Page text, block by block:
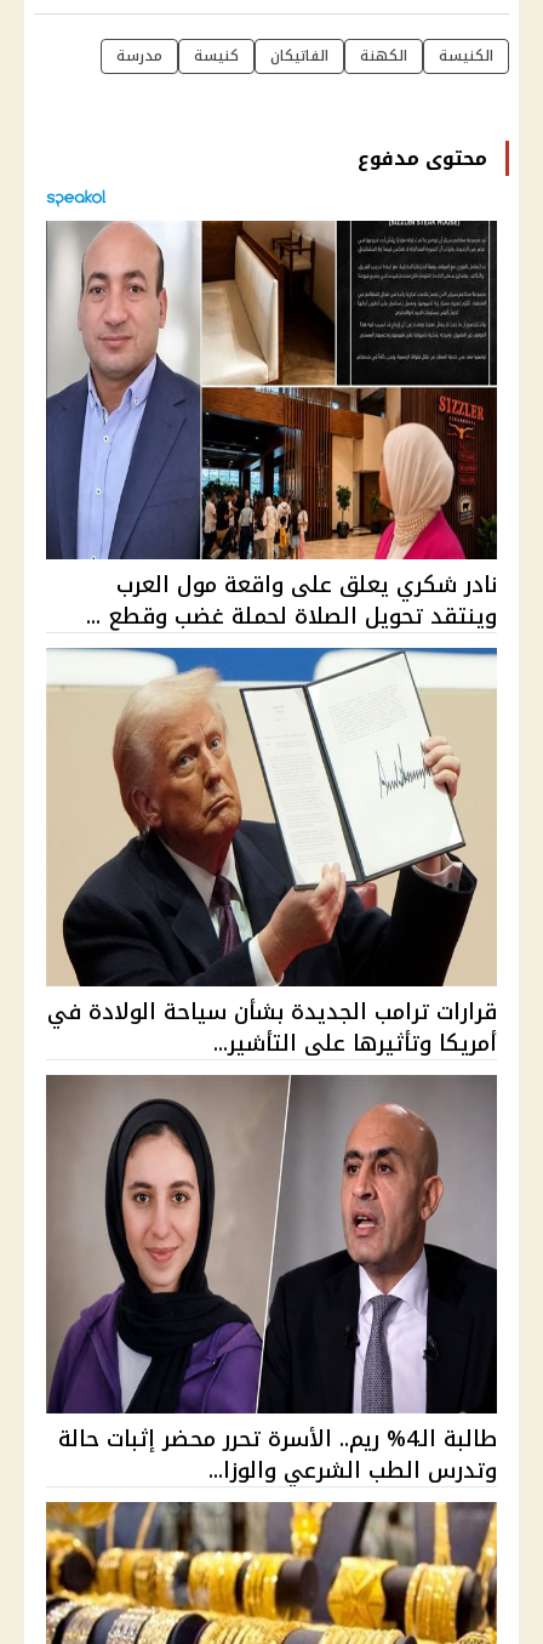
الكنيسة الكهنة الفاتيكان كنيسة مدرسة
محتوى مدفوع
نادر شكري يعلق على واقعة مول العرب
وينتقد تحويل الصلاة لحملة غضب وقطع ...
قرارات ترامب الجديدة بشأن سياحة الولادة في
أمريكا وتأثيرها على التأشير...
طالبة الـ4% ريم.. الأسرة تحرر محضر إثبات حالة
وتدرس الطب الشرعي والوزا...